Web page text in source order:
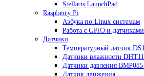
Stellaris LaunchPad
Raspberry Pi
Азбука по Linux системам
Работа с GPIO и датчиками
Датчики
Температурный датчик
Датчики влажности
Датчики давления
Датчик движения